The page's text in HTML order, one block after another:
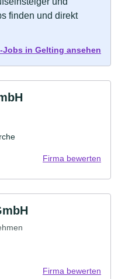
finden und direkt
in Gelting ansehen
Firma bewerten
Firma bewerten